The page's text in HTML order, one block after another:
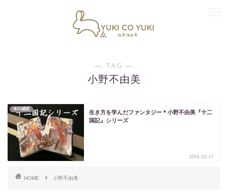
― TAG ―
小野不由美
本の感想
生き方を学んだファンタジー＊小野不由美『十二
国記』シリーズ
2016-02-17
HOME 小野不由美